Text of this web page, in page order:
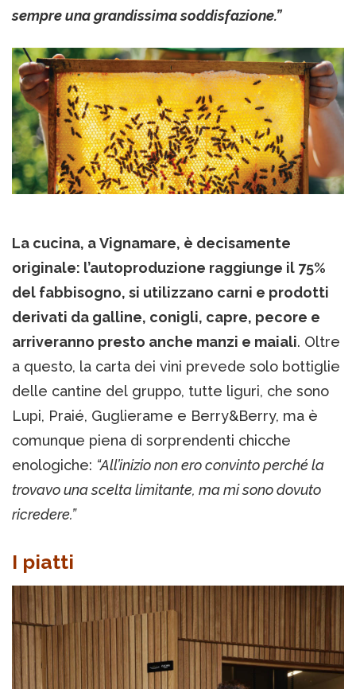
sempre una grandissima soddisfazione.”
La cucina, a Vignamare, è decisamente
originale: l’autoproduzione raggiunge il 75%
del fabbisogno, si utilizzano carni e prodotti
derivati da galline, conigli, capre, pecore e
arriveranno presto anche manzi e maiali. Oltre
a questo, la carta dei vini prevede solo bottiglie
delle cantine del gruppo, tutte liguri, che sono
Lupi, Praié, Guglierame e Berry&Berry, ma è
comunque piena di sorprendenti chicche
enologiche: “All’inizio non ero convinto perché la
trovavo una scelta limitante, ma mi sono dovuto
ricredere.”
I piatti